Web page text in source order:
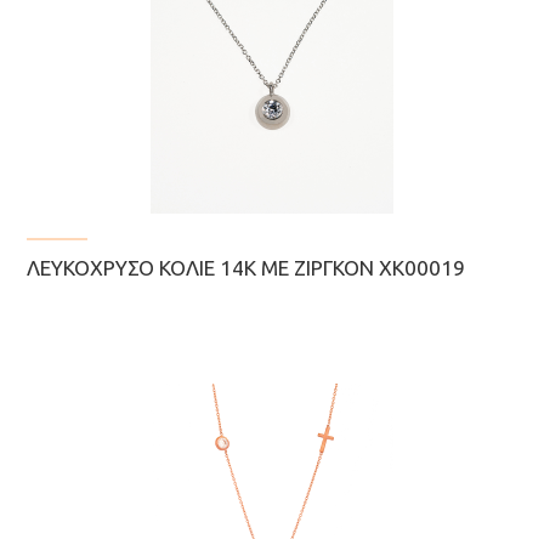
ΛΕΥΚΌΧΡΥΣΟ ΚΟΛΙΈ 14Κ ΜΕ ΖΙΡΓΚΌΝ ΧΚ00019